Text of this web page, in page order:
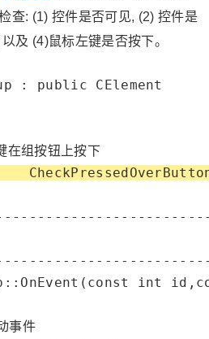
查: (1) 控件是否可见, (2) 控件是
及 (4)鼠标左键是否按下。
: public CElement
组按钮上按下
const int id,
事件